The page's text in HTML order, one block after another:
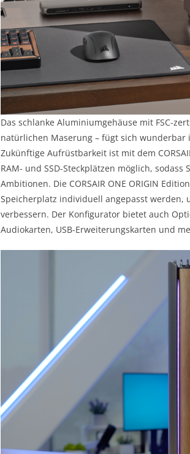
Das schlanke Aluminiumgehäuse mit FSC-
natürlichen Maserung – fügt sich
Zukünftige Aufrüstbarkeit ist mit dem
RAM- und SSD-Steckplätzen möglich,
Ambitionen. Die CORSAIR ONE ORIGIN
Speicherplatz individuell angepasst werden,
verbessern. Der Konfigurator bietet auch
Audiokarten, USB-Erweiterungskarten und